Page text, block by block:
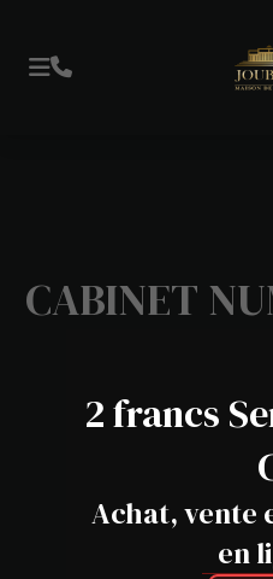
CABINET
2 francs
Achat, vente
en